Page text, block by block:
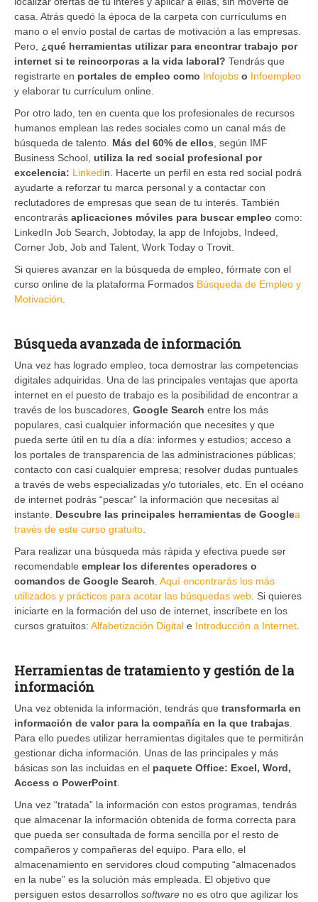
casa. Atrás quedó la época de la carpeta con currículums en
mano o el envío postal de cartas de motivación a las empresas.
Pero, ¿qué herramientas utilizar para encontrar trabajo por
internet si te reincorporas a la vida laboral? Tendrás que
registrarte en portales de empleo como Infojobs o Infoempleo
y elaborar tu currículum online.
Por otro lado, ten en cuenta que los profesionales de recursos
humanos emplean las redes sociales como un canal más de
búsqueda de talento. Más del 60% de ellos , según IMF
Business School, utiliza la red social profesional por
excelencia: Linkedin. Hacerte un perfil en esta red social podrá
ayudarte a reforzar tu marca personal y a contactar con
reclutadores de empresas que sean de tu interés. También
encontrarás aplicaciones móviles para buscar empleo como:
LinkedIn Job Search, Jobtoday, la app de Infojobs, Indeed,
Corner Job, Job and Talent, Work Today o Trovit.
Si quieres avanzar en la búsqueda de empleo, fórmate con el
curso online de la plataforma Formados Búsqueda de Empleo y
Motivación
Búsqueda avanzada de información
Una vez has logrado empleo, toca demostrar las competencias
digitales adquiridas. Una de las principales ventajas que aporta
internet en el puesto de trabajo es la posibilidad de encontrar a
través de los buscadores, Google Search entre los más
populares, casi cualquier información que necesites y que
pueda serte útil en tu día a día: informes y estudios; acceso a
los portales de transparencia de las administraciones públicas;
contacto con casi cualquier empresa; resolver dudas puntuales
a través de webs especializadas y/o tutoriales, etc. En el océano
de internet podrás “pescar” la información que necesitas al
instante. Descubre las principales herramientas de Googlea
través de este curso gratuito
Para realizar una búsqueda más rápida y efectiva puede ser
recomendable emplear los diferentes operadores o
comandos de Google Search Aquí encontrarás los más
utilizados y prácticos para acotar las búsquedas web . Si quieres
iniciarte en la formación del uso de internet, inscríbete en los
cursos gratuitos: Alfabetización Digital e Introducción a Internet
Herramientas de tratamiento y gestión de la
información
Una vez obtenida la información, tendrás que transformarla en
información de valor para la compañía en la que trabajas
Para ello puedes utilizar herramientas digitales que te permitirán
gestionar dicha información. Unas de las principales y más
básicas son las incluidas en el paquete Office: Excel, Word,
Access o PowerPoint
Una vez “tratada” la información con estos programas, tendrás
que almacenar la información obtenida de forma correcta para
que pueda ser consultada de forma sencilla por el resto de
compañeros y compañeras del equipo. Para ello, el
almacenamiento en servidores cloud computing “almacenados
en la nube” es la solución más empleada. El objetivo que
persiguen estos desarrollos software no es otro que agilizar los